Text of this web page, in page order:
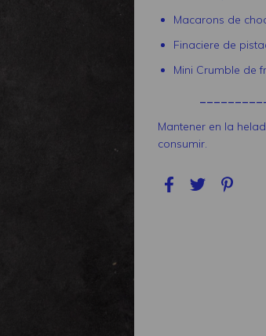
Macarons de
Finaciere de
Mini Crumble de
Mantener en la
consumir.